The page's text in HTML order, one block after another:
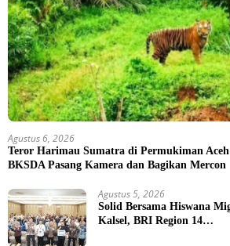
Agustus 6, 2026
Teror Harimau Sumatra di Permukiman
BKSDA Pasang Kamera dan Bagikan Mercon
Agustus 5, 2026
Solid Bersama Hiswana
Kalsel, BRI Region 14